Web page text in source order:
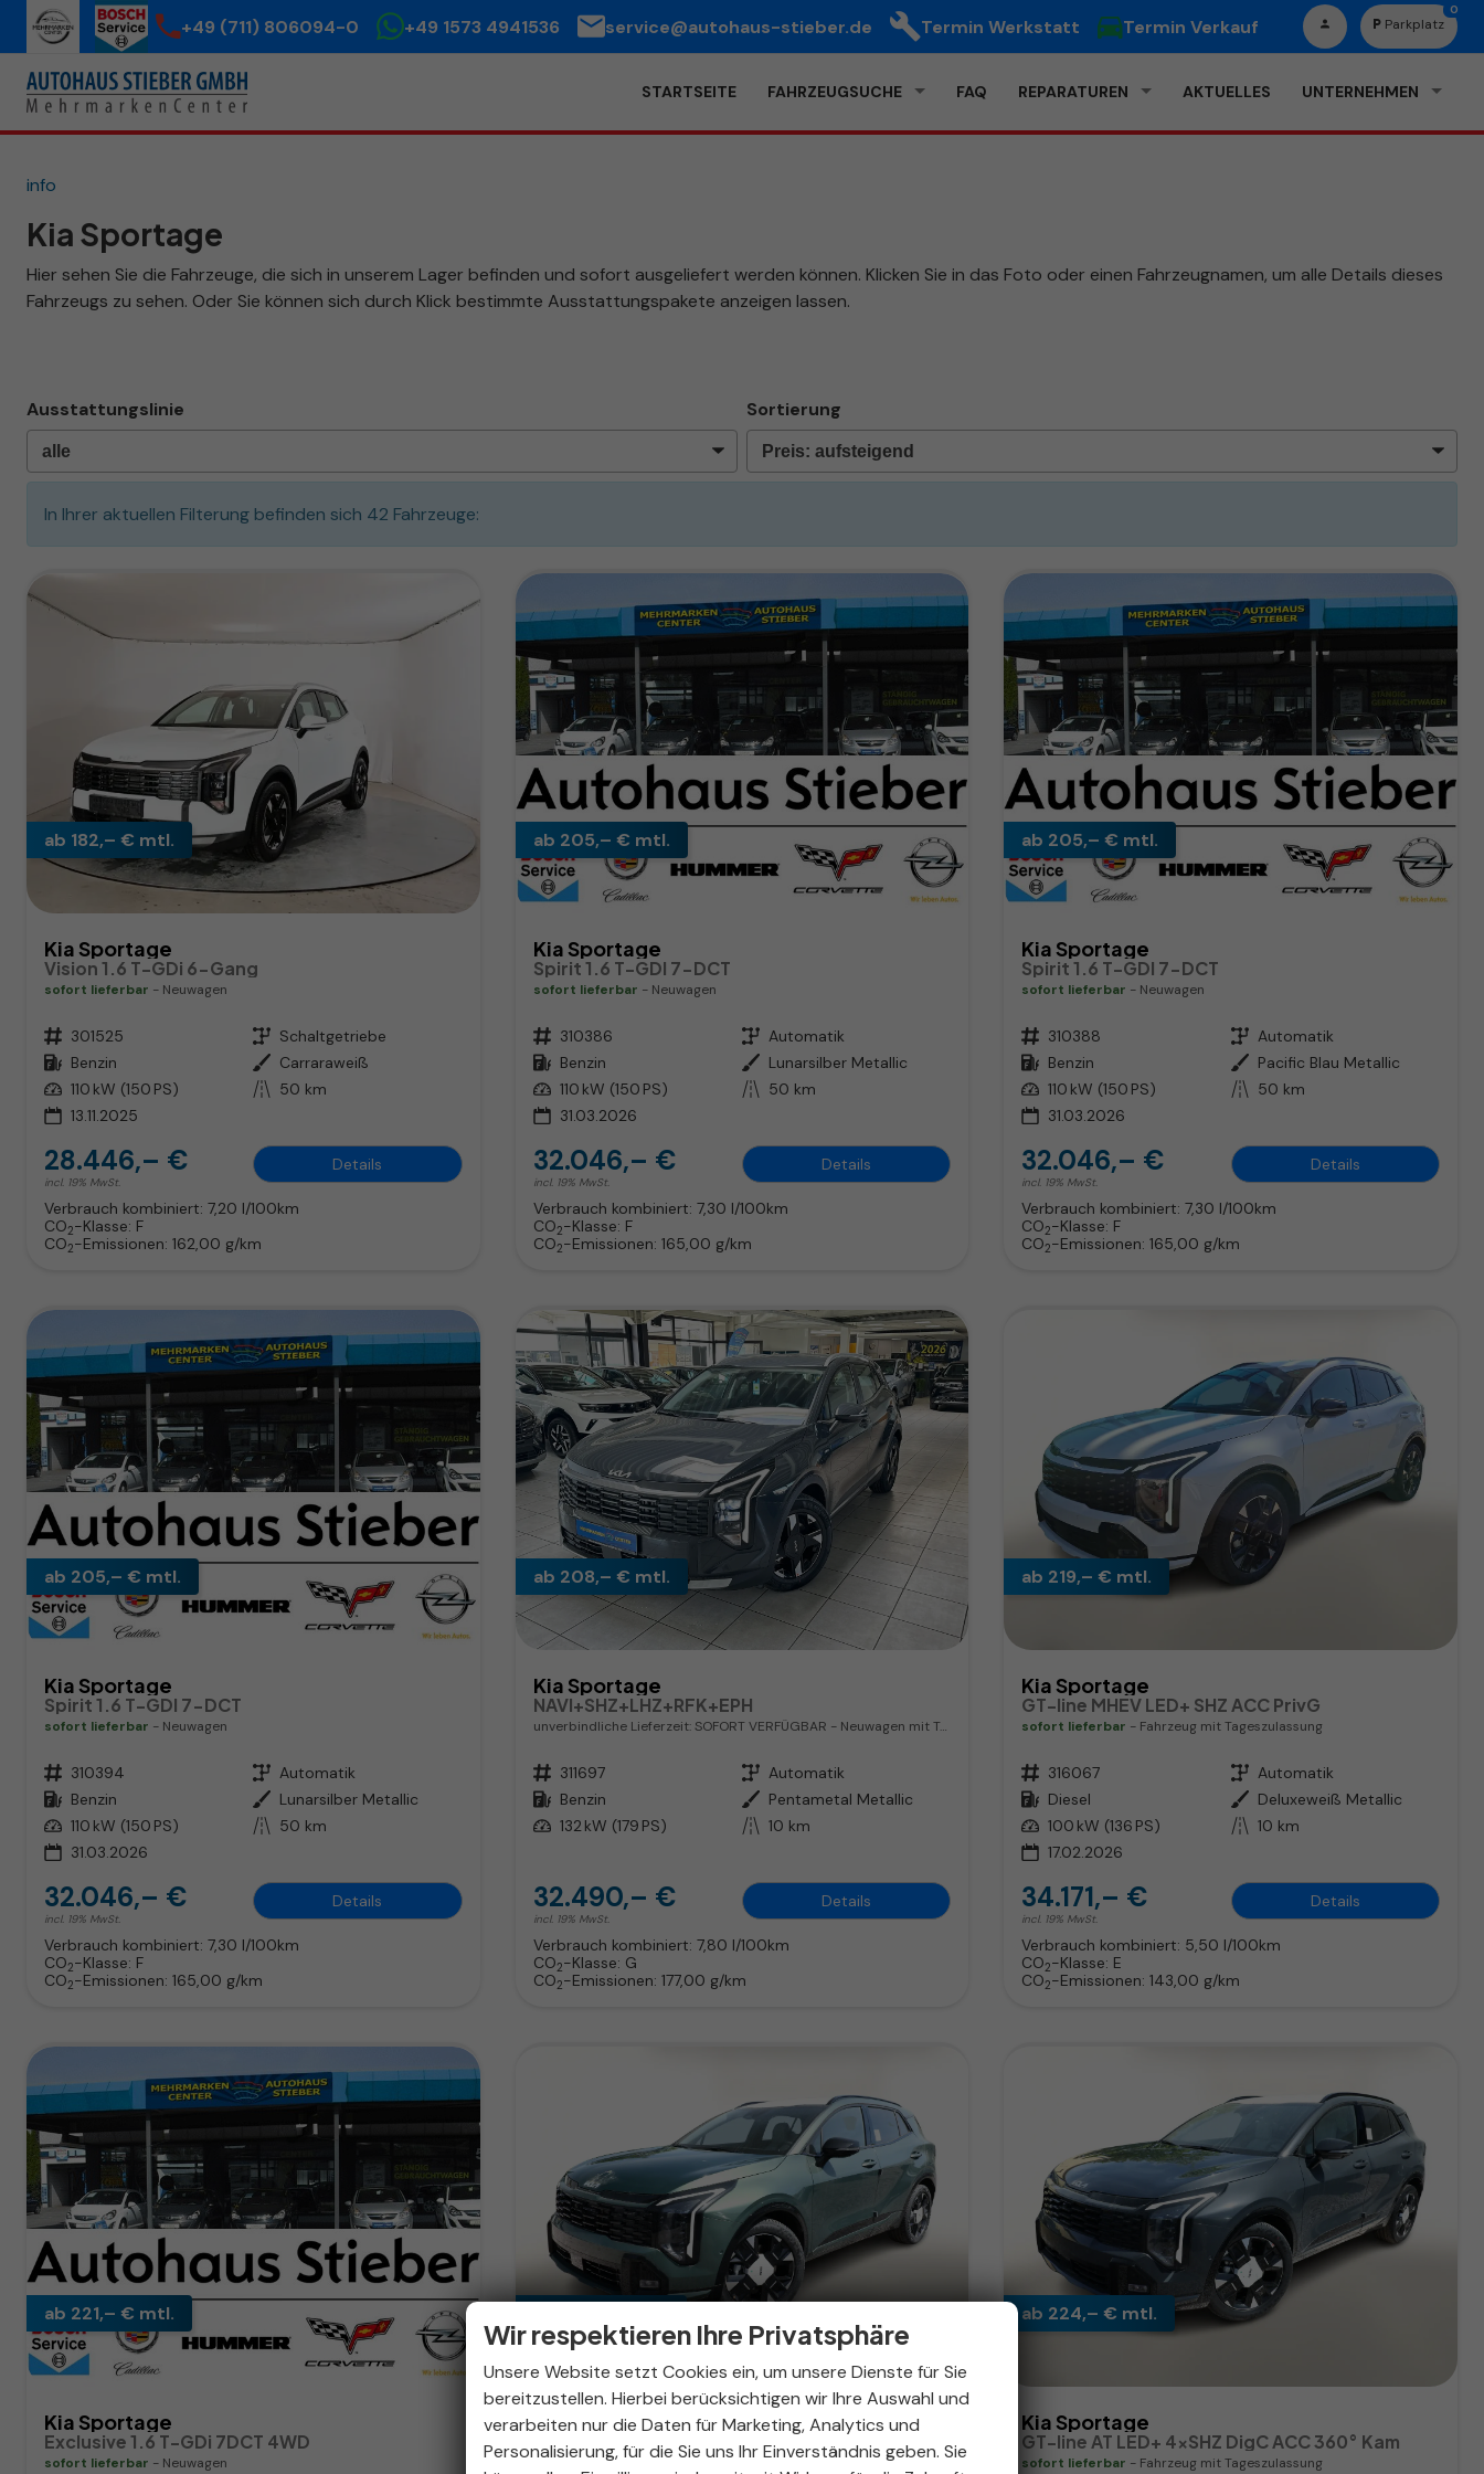
+49 (711) 806094-0 +49 1573 4941536 service@autohaus-stieber.de Termin Werkstatt Termin Verkauf Parkplatz
0
STARTSEITE FAHRZEUGSUCHE FAQ REPARATUREN AKTUELLES UNTERNEHMEN
info
Kia Sportage
Hier sehen Sie die Fahrzeuge, die sich in unserem Lager befinden und sofort ausgeliefert werden können. Klicken Sie in das Foto oder einen Fahrzeugnamen, um alle Details dieses
Fahrzeugs zu sehen. Oder Sie können sich durch Klick bestimmte Ausstattungspakete anzeigen lassen.
Ausstattungslinie Sortierung
In Ihrer aktuellen Filterung befinden sich 42 Fahrzeuge:
ab 182,– € mtl.
Kia Sportage
Vision 1.6 T-GDi 6-Gang
sofort lieferbar Neuwagen
Fahrzeugnr. 301525 Getriebe Schaltgetriebe
Kraftstoff Benzin Außenfarbe Carraraweiß
Leistung 110 kW (150 PS) Kilometerstand 50 km
13.11.2025
28.446,– €
incl. 19% MwSt.
Details
Verbrauch kombiniert: 7,20 l/100km
CO2-Klasse: F
CO2-Emissionen: 162,00 g/km
ab 205,– € mtl.
Kia Sportage
Spirit 1.6 T-GDI 7-DCT
sofort lieferbar Neuwagen
Fahrzeugnr. 310386 Getriebe Automatik
Kraftstoff Benzin Außenfarbe Lunarsilber Metallic
Leistung 110 kW (150 PS) Kilometerstand 50 km
31.03.2026
32.046,– €
incl. 19% MwSt.
Details
Verbrauch kombiniert: 7,30 l/100km
CO2-Klasse: F
CO2-Emissionen: 165,00 g/km
ab 205,– € mtl.
Kia Sportage
Spirit 1.6 T-GDI 7-DCT
sofort lieferbar Neuwagen
Fahrzeugnr. 310388 Getriebe Automatik
Kraftstoff Benzin Außenfarbe Pacific Blau Metallic
Leistung 110 kW (150 PS) Kilometerstand 50 km
31.03.2026
32.046,– €
incl. 19% MwSt.
Details
Verbrauch kombiniert:7,30 l/100km
CO2-Klasse: F
CO2-Emissionen:165,00 g/km
ab 205,– € mtl.
Kia Sportage
Spirit 1.6 T-GDI 7-DCT
sofort lieferbar Neuwagen
Fahrzeugnr. 310394 Getriebe Automatik
Kraftstoff Benzin Außenfarbe Lunarsilber Metallic
Leistung 110 kW (150 PS) Kilometerstand 50 km
31.03.2026
32.046,– €
incl. 19% MwSt.
Details
Verbrauch kombiniert: 7,30 l/100km
CO2-Klasse: F
CO2-Emissionen: 165,00 g/km
ab 208,– € mtl.
Kia Sportage
NAVI+SHZ+LHZ+RFK+EPH
unverbindliche Lieferzeit: SOFORT VERFÜGBAR Neuwagen mit Tageszulassung
Fahrzeugnr. 311697 Getriebe Automatik
Kraftstoff Benzin Außenfarbe Pentametal Metallic
Leistung 132 kW (179 PS) Kilometerstand 10 km
32.490,– €
incl. 19% MwSt.
Details
Verbrauch kombiniert: 7,80 l/100km
CO2-Klasse: G
CO2-Emissionen: 177,00 g/km
ab 219,– € mtl.
Kia Sportage
GT-line MHEV LED+ SHZ ACC PrivG
sofort lieferbar Fahrzeug mit Tageszulassung
Fahrzeugnr. 316067 Getriebe Automatik
Kraftstoff Diesel Außenfarbe Deluxeweiß Metallic
Leistung 100 kW (136 PS) Kilometerstand 10 km
17.02.2026
34.171,– €
incl. 19% MwSt.
Details
Verbrauch kombiniert: 5,50 l/100km
CO2-Klasse: E
CO2-Emissionen:143,00 g/km
ab 221,– € mtl.
Kia Sportage
Exclusive 1.6 T-GDi 7DCT 4WD
sofort lieferbar Neuwagen
Kia Sportage
GT-line AT LED+ 4xSHZ DigC ACC 360° Kam
sofort lieferbar Fahrzeug mit Tageszulassung
ab 224,– € mtl.
Kia Sportage
GT-line AT LED+ 4xSHZ DigC ACC 360° Kam
sofort lieferbar Fahrzeug mit Tageszulassung
Wir respektieren Ihre Privatsphäre
Unsere Website setzt Cookies ein, um unsere Dienste für Sie
bereitzustellen. Hierbei berücksichtigen wir Ihre Auswahl und
verarbeiten nur die Daten für Marketing, Analytics und
Personalisierung, für die Sie uns Ihr Einverständnis geben. Sie